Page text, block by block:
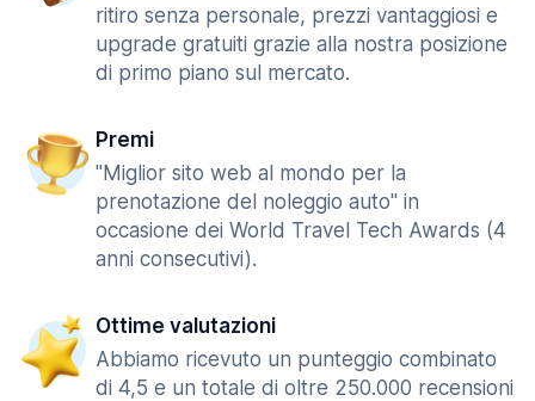
ritiro senza personale, prezzi vantaggiosi e
upgrade gratuiti grazie alla nostra posizione
di primo piano sul mercato.
Premi
"Miglior sito web al mondo per la
prenotazione del noleggio auto" in
occasione dei World Travel Tech Awards (4
anni consecutivi).
Ottime valutazioni
Abbiamo ricevuto un punteggio combinato
di 4,5 e un totale di oltre 250.000 recensioni